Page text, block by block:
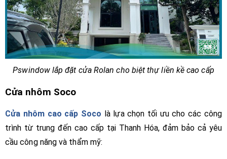
Pswindow lắp đặt cửa Rolan cho biệt thự liền kề cao cấp
Cửa nhôm Soco
Cửa nhôm cao cấp Soco là lựa chọn tối ưu cho các công
trình từ trung đến cao cấp tại Thanh Hóa, đảm bảo cả yêu
cầu công năng và thẩm mỹ: